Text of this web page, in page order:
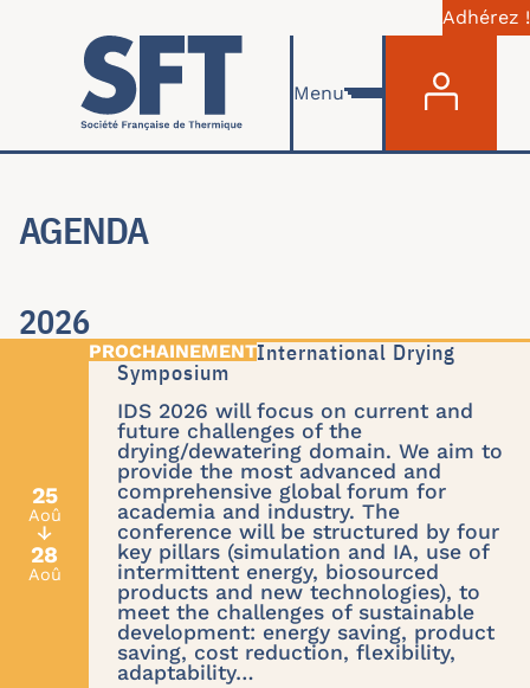
Aller au contenu principal
Adhérez !
Menu
AGENDA
2026
25
Aoû
↓
28
Aoû
IDS'26 : 24th International Drying
Symposium
IDS 2026 will focus on current and
future challenges of the
drying/dewatering domain. We aim to
provide the most advanced and
comprehensive global forum for
academia and industry. The
conference will be structured by four
key pillars (simulation and IA, use of
intermittent energy, biosourced
products and new technologies), to
meet the challenges of sustainable
development: energy saving, product
saving, cost reduction, flexibility,
adaptability…